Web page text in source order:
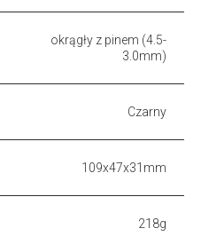
okrągły z pinem (4.5-
3.0mm)
Czarny
109x47x31mm
218g